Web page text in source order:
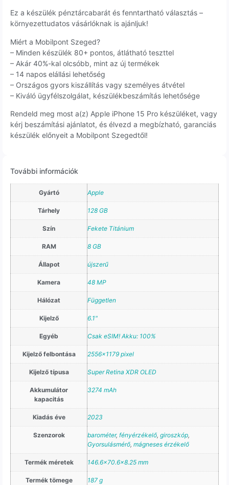
Ez a készülék pénztárcabarát és fenntartható választás –
környezettudatos vásárlóknak is ajánljuk!
Miért a Mobilpont Szeged?
– Minden készülék 80+ pontos, átlátható teszttel
– Akár 40%-kal olcsóbb, mint az új termékek
– 14 napos elállási lehetőség
– Országos gyors kiszállítás vagy személyes átvétel
– Kiváló ügyfélszolgálat, készülékbeszámítás lehetősége
Rendeld meg most a(z) Apple iPhone 15 Pro készüléket, vagy
kérj beszámítási ajánlatot, és élvezd a megbízható, garanciás
készülék előnyeit a Mobilpont Szegedtől!
További információk
Gyártó Apple
Tárhely 128 GB
Szín Fekete Titánium
RAM 8 GB
Állapot újszerű
Kamera 48 MP
Hálózat Független
Kijelző 6.1"
Egyéb Csak eSIM! Akku: 100%
Kijelző felbontása 2556×1179 pixel
Kijelző típusa Super Retina XDR OLED
Akkumulátor
kapacitás
3274 mAh
Kiadás éve 2023
Szenzorok barométer, fényérzékelő, giroszkóp,
Gyorsulásmérő, mágneses érzékelő
Termék méretek 146.6×70.6×8.25 mm
Termék tömege 187 g